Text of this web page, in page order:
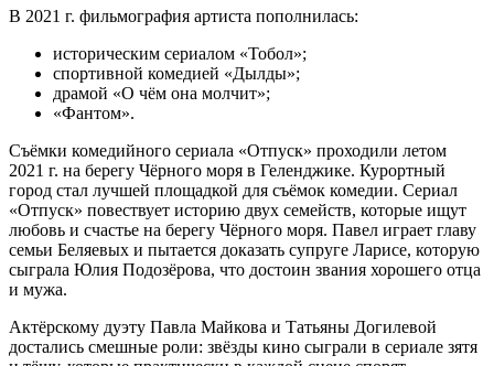
В 2021 г. фильмография артиста пополнилась:
историческим сериалом «Тобол»;
спортивной комедией «Дылды»;
драмой «О чём она молчит»;
«Фантом».
Съёмки комедийного сериала «Отпуск» проходили летом
2021 г. на берегу Чёрного моря в Геленджике. Курортный
город стал лучшей площадкой для съёмок комедии. Сериал
«Отпуск» повествует историю двух семейств, которые ищут
любовь и счастье на берегу Чёрного моря. Павел играет главу
семьи Беляевых и пытается доказать супруге Ларисе, которую
сыграла Юлия Подозёрова, что достоин звания хорошего отца
и мужа.
Актёрскому дуэту Павла Майкова и Татьяны Догилевой
достались смешные роли: звёзды кино сыграли в сериале зятя